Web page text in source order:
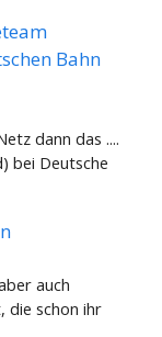
Bahn
dann das ....
bei Deutsche
auch
die schon ihr